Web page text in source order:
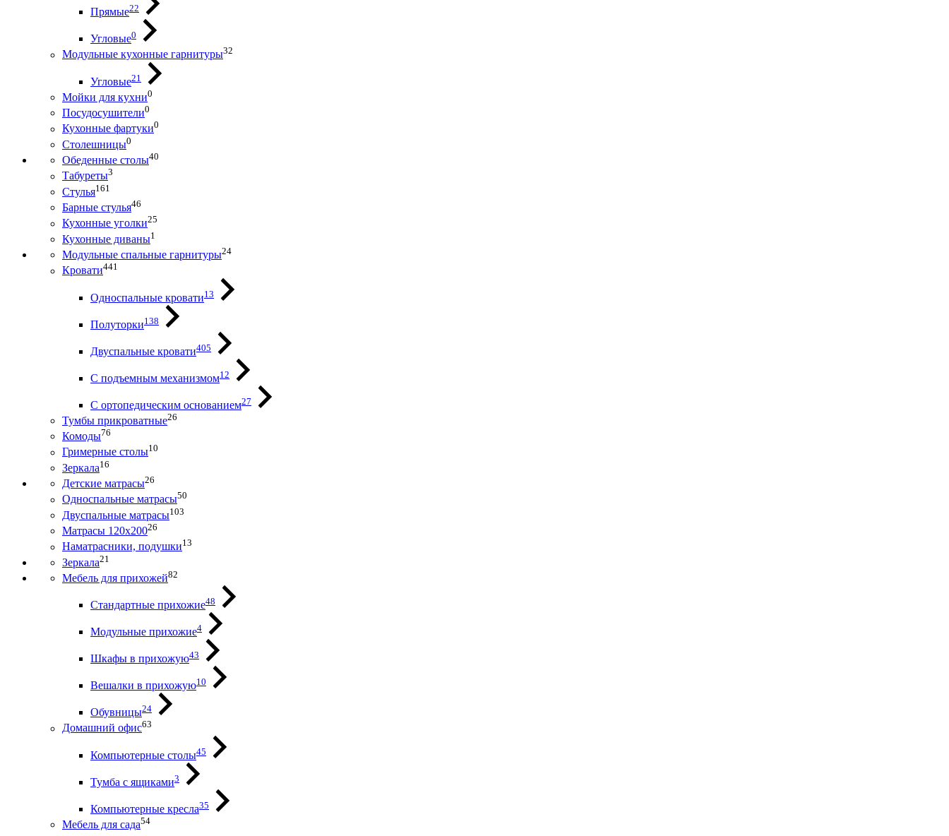
Прямые22
Угловые0
Модульные кухонные гарнитуры32
Угловые21
Мойки для кухни0
Посудосушители0
Кухонные фартуки0
Столешницы0
Обеденные столы40
Табуреты3
Стулья161
Барные стулья46
Кухонные уголки25
Кухонные диваны1
Модульные спальные гарнитуры24
Кровати441
Односпальные кровати13
Полуторки138
Двуспальные кровати405
С подъемным механизмом12
С ортопедическим основанием27
Тумбы прикроватные26
Комоды76
Гримерные столы10
Зеркала16
Детские матрасы26
Односпальные матрасы50
Двуспальные матрасы103
Матрасы 120х20026
Наматрасники, подушки13
Зеркала21
Мебель для прихожей82
Стандартные прихожие48
Модульные прихожие4
Шкафы в прихожую43
Вешалки в прихожую10
Обувницы24
Домашний офис63
Компьютерные столы45
Тумба с ящиками3
Компьютерные кресла35
Мебель для сада54